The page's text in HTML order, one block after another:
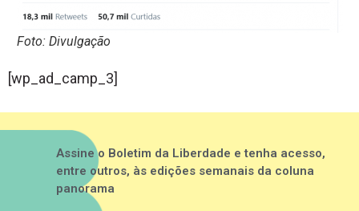
Foto: Divulgação
[wp_ad_camp_3]
Assine o Boletim da Liberdade e tenha acesso,
entre outros, às edições semanais da coluna
panorama